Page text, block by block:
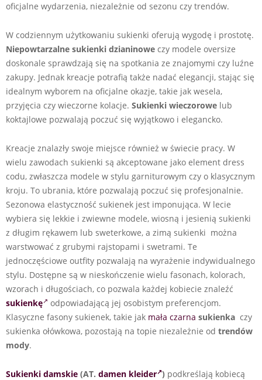
oficjalne wydarzenia, niezależnie od sezonu czy trendów.
W codziennym użytkowaniu sukienki oferują wygodę i prostotę.
Niepowtarzalne sukienki dzianinowe czy modele oversize
doskonale sprawdzają się na spotkania ze znajomymi czy luźne
zakupy. Jednak kreacje potrafią także nadać elegancji, stając się
idealnym wyborem na oficjalne okazje, takie jak wesela,
przyjęcia czy wieczorne kolacje. Sukienki wieczorowe lub
koktajlowe pozwalają poczuć się wyjątkowo i elegancko.
Kreacje znalazły swoje miejsce również w świecie pracy. W
wielu zawodach sukienki są akceptowane jako element dress
codu, zwłaszcza modele w stylu garniturowym czy o klasycznym
kroju. To ubrania, które pozwalają poczuć się profesjonalnie.
Sezonowa elastyczność sukienek jest imponująca. W lecie
wybiera się lekkie i zwiewne modele, wiosną i jesienią sukienki
z długim rękawem lub sweterkowe, a zimą sukienki można
warstwować z grubymi rajstopami i swetrami. Te
jednoczęściowe outfity pozwalają na wyrażenie indywidualnego
stylu. Dostępne są w nieskończenie wielu fasonach, kolorach,
wzorach i długościach, co pozwala każdej kobiecie znaleźć
sukienkę
odpowiadającą jej osobistym preferencjom.
Klasyczne fasony sukienek, takie jak mała czarna sukienka czy
sukienka ołówkowa, pozostają na topie niezależnie od trendów
mody.
Sukienki damskie (AT. damen kleider ) podkreślają kobiecą